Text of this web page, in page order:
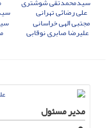
سیدمحمدتقی شوشتری
علی رضائی تهرانی
مجتبی الهی خراسانی
علیرضا صابری نوقابی
مدیر مسئول